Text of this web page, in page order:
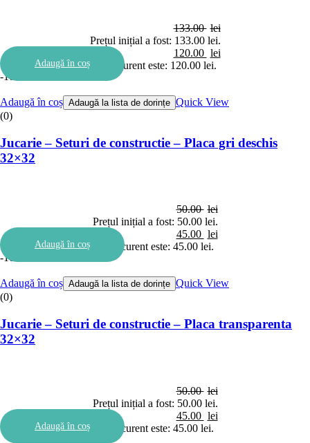
133.00 lei
Prețul inițial a fost: 133.00 lei.
120.00 lei
Prețul curent este: 120.00 lei.
Adaugă în coș
-10%
Adaugă în coș Adaugă la lista de dorințe Quick View
(0)
Jucarie – Seturi de constructie – Placa gri deschis
32×32
50.00 lei
Prețul inițial a fost: 50.00 lei.
45.00 lei
Prețul curent este: 45.00 lei.
Adaugă în coș
-10%
Adaugă în coș Adaugă la lista de dorințe Quick View
(0)
Jucarie – Seturi de constructie – Placa transparenta
32×32
50.00 lei
Prețul inițial a fost: 50.00 lei.
45.00 lei
Prețul curent este: 45.00 lei.
Adaugă în coș